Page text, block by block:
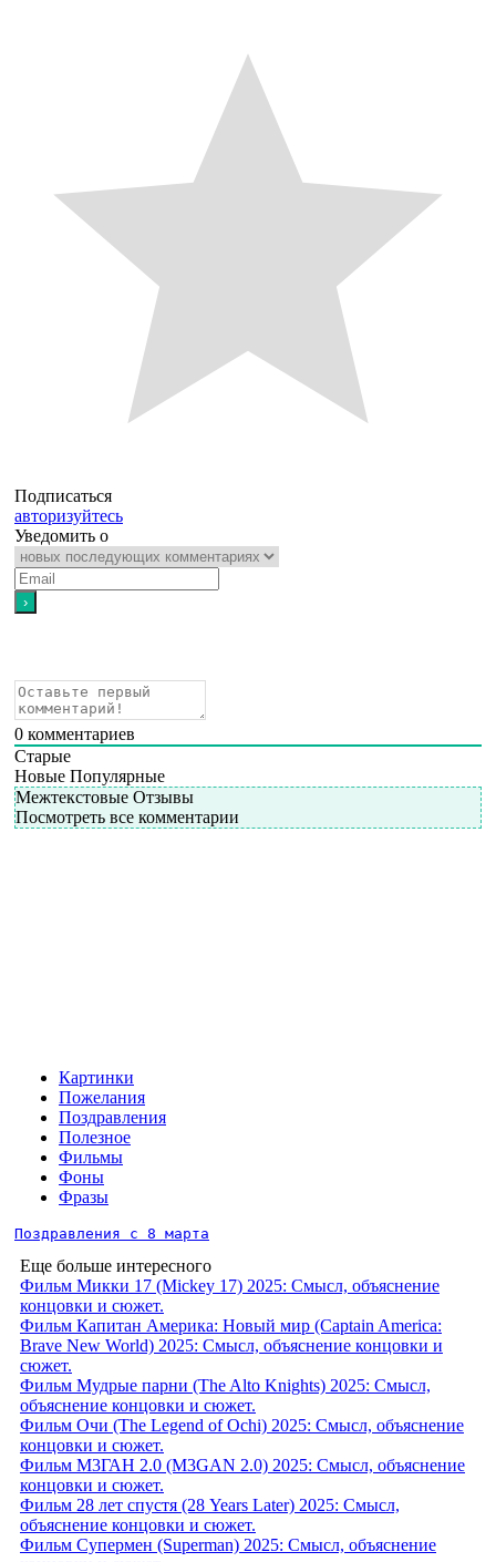
Подписаться
авторизуйтесь
Уведомить о
0 комментариев
Старые
Новые Популярные
Межтекстовые Отзывы
Посмотреть все комментарии
Картинки
Пожелания
Поздравления
Полезное
Фильмы
Фоны
Фразы
Поздравления с 8 марта
Еще больше интересного
Фильм Микки 17 (Mickey 17) 2025: Смысл, объяснение
концовки и сюжет.
Фильм Капитан Америка: Новый мир (Captain America:
Brave New World) 2025: Смысл, объяснение концовки и
сюжет.
Фильм Мудрые парни (The Alto Knights) 2025: Смысл,
объяснение концовки и сюжет.
Фильм Очи (The Legend of Ochi) 2025: Смысл, объяснение
концовки и сюжет.
Фильм М3ГАН 2.0 (M3GAN 2.0) 2025: Смысл, объяснение
концовки и сюжет.
Фильм 28 лет спустя (28 Years Later) 2025: Смысл,
объяснение концовки и сюжет.
Фильм Супермен (Superman) 2025: Смысл, объяснение